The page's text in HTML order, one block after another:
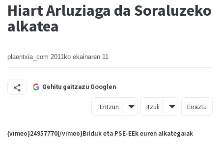
Hiart Arluziaga da Soraluzeko
alkatea
plaentxia_com 2011ko ekainaren 11
Gehitu gaitzazu Googlen
Entzun Itzuli Erraztu
{vimeo}24957770{/vimeo}Bilduk eta PSE-EEk euren alkategaiak